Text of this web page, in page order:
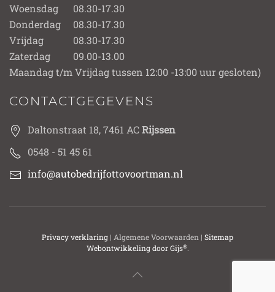
Woensdag
08.30-17.30
Donderdag
08.30-17.30
Vrijdag
08.30-17.30
Zaterdag
09.00-13.00
Maandag t/m Vrijdag tussen 12:00 -13:00 uur gesloten)
CONTACTGEGEVENS
Daltonstraat 18, 7461 AC Rijssen
0548 - 51 45 61
info@autobedrijfottovoortman.nl
Privacy verklaring | Algemene Voorwaarden | Sitemap
Webontwikkeling door Gijs®.